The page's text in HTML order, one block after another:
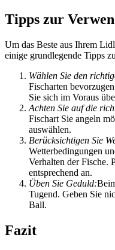
Tipps zur
Um das Beste aus Ihrem
einige grundlegende Tipps
Wählen Sie den
Fischarten
Sie sich im Voraus
Achten Sie auf die
Fischart Sie angeln
auswählen.
Berücksichtigen Sie
Wetterbedingungen
Verhalten der Fische.
entsprechend an.
Üben Sie Geduld:
Tugend. Geben Sie
Ball.
Fazit